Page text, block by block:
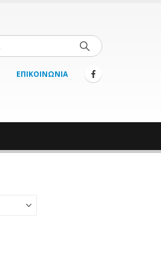
ΕΠΙΚΟΙΝΩΝΊΑ